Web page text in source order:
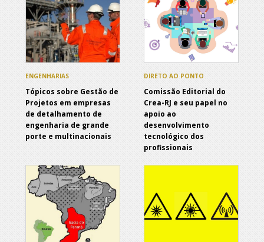
ENGENHARIAS
Tópicos sobre Gestão de
Projetos em empresas
de detalhamento de
engenharia de grande
porte e multinacionais
DIRETO AO PONTO
Comissão Editorial do
Crea-RJ e seu papel no
apoio ao
desenvolvimento
tecnológico dos
profissionais